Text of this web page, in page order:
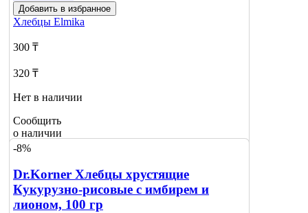
Добавить в избранное
Хлебцы Elmika
300 ₸
320 ₸
Нет в наличии
Сообщить
о наличии
-8%
Dr.Korner Хлебцы хрустящие
Кукурузно-рисовые с имбирем и
лионом, 100 гр